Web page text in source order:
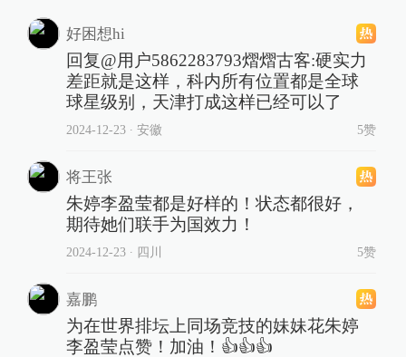
好困想hi
回复@用户5862283793熠熠古客:硬实力
差距就是这样，科内所有位置都是全球
球星级别，天津打成这样已经可以了
2024-12-23∙ 安徽 5赞
将王张
朱婷李盈莹都是好样的！状态都很好，
期待她们联手为国效力！
2024-12-23∙ 四川 5赞
嘉鹏
为在世界排坛上同场竞技的妹妹花朱婷
李盈莹点赞！加油！👍👍👍